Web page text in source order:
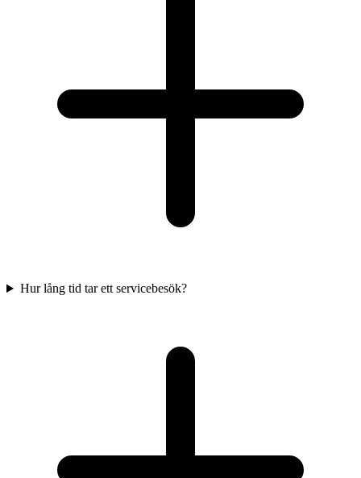
Hur lång tid tar ett servicebesök?